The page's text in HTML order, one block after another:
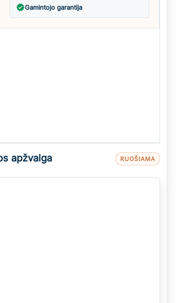
verifiedGamintojo garantija
apžvalga RUOŠIAMA